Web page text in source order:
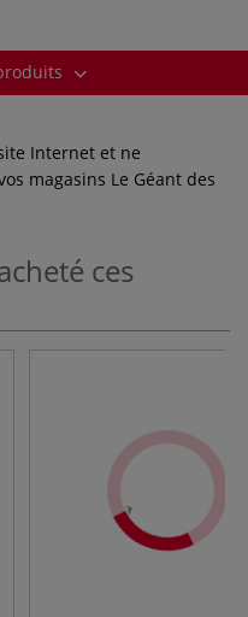
Internet et ne
magasins Le Géant des
ces